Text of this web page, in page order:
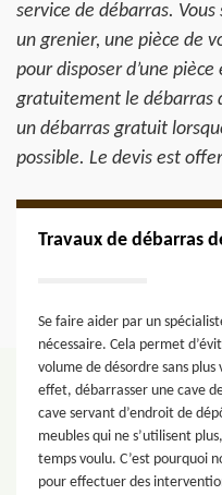
service de débarras.
un grenier, une pièce de
pour disposer d’une
gratuitement le débarras
un débarras gratuit
possible. Le devis est
Travaux de débarras
Se faire aider par un
nécessaire. Cela permet
volume de désordre sans
effet, débarrasser une cave
cave servant d’endroit de
meubles qui ne s’utilisent
temps voulu. C’est pourquoi
pour effectuer des